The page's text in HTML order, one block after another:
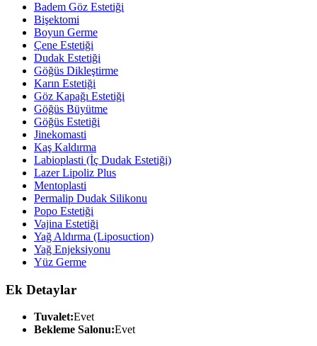
Badem Göz Estetiği
Bişektomi
Boyun Germe
Çene Estetiği
Dudak Estetiği
Göğüs Dikleştirme
Karın Estetiği
Göz Kapağı Estetiği
Göğüs Büyütme
Göğüs Estetiği
Jinekomasti
Kaş Kaldırma
Labioplasti (İç Dudak Estetiği)
Lazer Lipoliz Plus
Mentoplasti
Permalip Dudak Silikonu
Popo Estetiği
Vajina Estetiği
Yağ Aldırma (Liposuction)
Yağ Enjeksiyonu
Yüz Germe
Ek Detaylar
Tuvalet:Evet
Bekleme Salonu:Evet